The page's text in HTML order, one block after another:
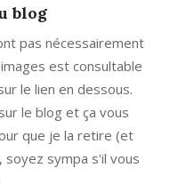
blog
pas nécessairement
est consultable
le lien en dessous.
le blog et ça vous
que je la retire (et
sympa s'il vous